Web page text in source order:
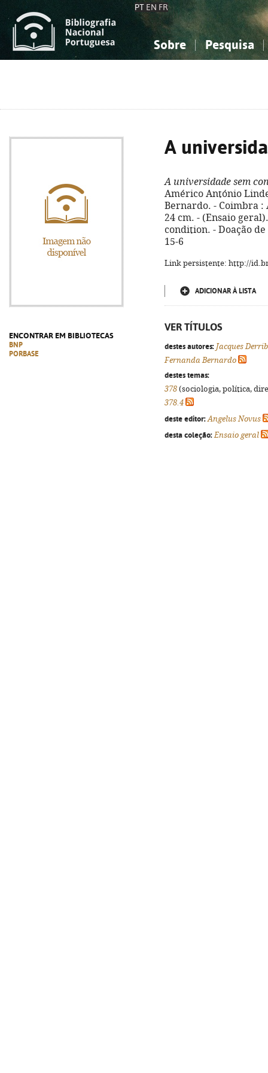
PT EN FR
Sobre Pesquisa
ENCONTRAR EM BIBLIOTECAS
BNP
PORBASE
A
A universidade sem
Américo António
Bernardo. - Coimbra :
24 cm. - (Ensaio
condition. - Doação de
15-6
Link persistente: http://
ADICIONAR À LISTA
VER TÍTULOS
destes autores: Jacques
Fernanda Bernardo
destes temas:
378 (sociologia, política,
378.4
deste editor: Angelus Novus
desta coleção: Ensaio geral